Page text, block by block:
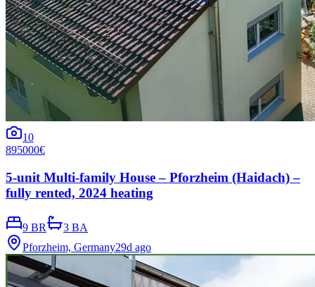
10
895000€
5-unit Multi-family House – Pforzheim (Haidach) –
fully rented, 2024 heating
9 BR
3 BA
Pforzheim, Germany29d ago